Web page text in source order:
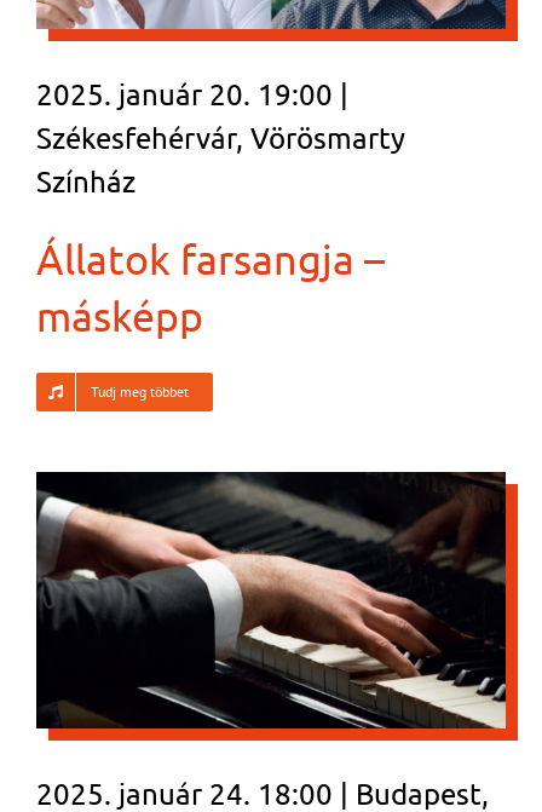
2025. január 20. 19:00 |
Székesfehérvár, Vörösmarty
Színház
Állatok farsangja –
másképp
Tudj meg többet
2025. január 24. 18:00 | Budapest,